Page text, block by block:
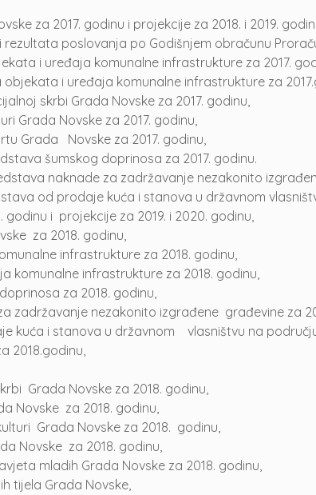
za 2017. godinu i projekcije za 2018. i 2019.
poslovanja po Godišnjem obračunu
i uređaja komunalne infrastrukture za 2017.
i uređaja komunalne infrastrukture za
skrbi Grada Novske za 2017. godinu,
Grada Novske za 2017. godinu,
Grada Novske za 2017. godinu,
šumskog doprinosa za 2017. godinu.
naknade za zadržavanje nezakonito
od prodaje kuća i stanova u državnom
godinu i projekcije za 2019. i 2020. godinu,
za 2018. godinu,
infrastrukture za 2018. godinu,
komunalne infrastrukture za 2018. godinu,
za 2018. godinu,
zadržavanje nezakonito izgrađene građevine za
kuća i stanova u državnom vlasništvu na
2018.godinu,
Grada Novske za 2018. godinu,
Novske za 2018. godinu,
Grada Novske za 2018. godinu,
Novske za 2018. godinu,
mladih Grada Novske za 2018. godinu,
tijela Grada Novske,